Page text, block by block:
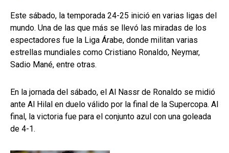
Este sábado, la temporada 24-25 inició en varias ligas del
mundo. Una de las que más se llevó las miradas de los
espectadores fue la Liga Árabe, donde militan varias
estrellas mundiales como Cristiano Ronaldo, Neymar,
Sadio Mané, entre otras.
En la jornada del sábado, el Al Nassr de Ronaldo se midió
ante Al Hilal en duelo válido por la final de la Supercopa. Al
final, la victoria fue para el conjunto azul con una goleada
de 4-1.